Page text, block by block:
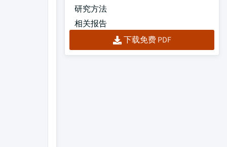
研究方法
相关报告
下载免费 PDF